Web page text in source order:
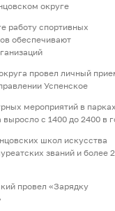
округе
работу спортивных
обеспечивают
провел личный
Успенское
мероприятий в парках
с 1400 до 2400 в
школ искусства
званий и более
провел «Зарядку